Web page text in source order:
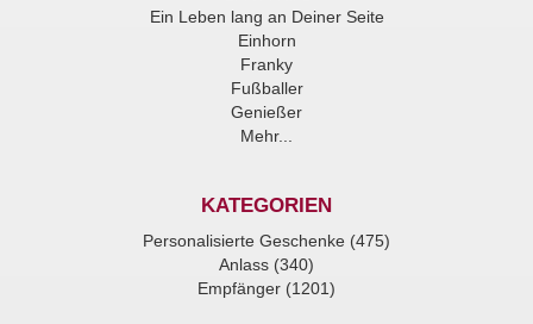
Ein Leben lang an Deiner Seite
Einhorn
Franky
Fußballer
Genießer
Mehr...
KATEGORIEN
Personalisierte Geschenke (475)
Anlass (340)
Empfänger (1201)